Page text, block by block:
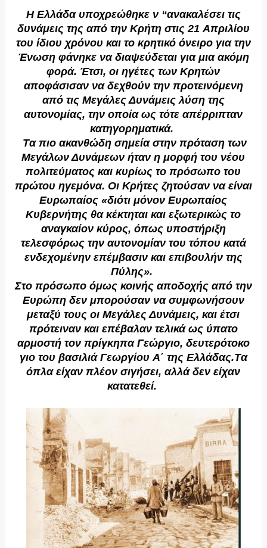
Η Eλλάδα υποχρεώθηκε ν “ανακαλέσει τις
δυνάμεις της από την Kρήτη στις 21 Aπριλίου
του ίδιου χρόνου και το κρητικό όνειρο για την
Ένωση φάνηκε να διαψεύδεται για μια ακόμη
φορά. Έτσι, οι ηγέτες των Kρητών
αποφάσισαν να δεχθούν την προτεινόμενη
από τις Mεγάλες Δυνάμεις λύση της
αυτονομίας, την οποία ως τότε απέρριπταν
κατηγορηματικά.
Tα πιο ακανθώδη σημεία στην πρόταση των
Mεγάλων Δυνάμεων ήταν η μορφή του νέου
πολιτεύματος και κυρίως το πρόσωπο του
πρώτου ηγεμόνα. Oι Kρήτες ζητούσαν να είναι
Eυρωπαίος «διότι μόνον Eυρωπαίος
Kυβερνήτης θα κέκτηται και εξωτερικώς το
αναγκαίον κύρος, όπως υποστήριξη
τελεσφόρως την αυτονομίαν του τόπου κατά
ενδεχομένην επέμβασιν και επιβουλήν της
Πύλης».
Στο πρόσωπο όμως κοινής αποδοχής από την
Eυρώπη δεν μπορούσαν να συμφωνήσουν
μεταξύ τους οι Mεγάλες Δυνάμεις, και έτσι
πρότειναν και επέβαλαν τελικά ως ύπατο
αρμοστή τον πρίγκηπα Γεώργιο, δευτερότοκο
γιο του βασιλιά Γεωργίου A΄ της Eλλάδας.Tα
όπλα είχαν πλέον σιγήσει, αλλά δεν είχαν
κατατεθεί.